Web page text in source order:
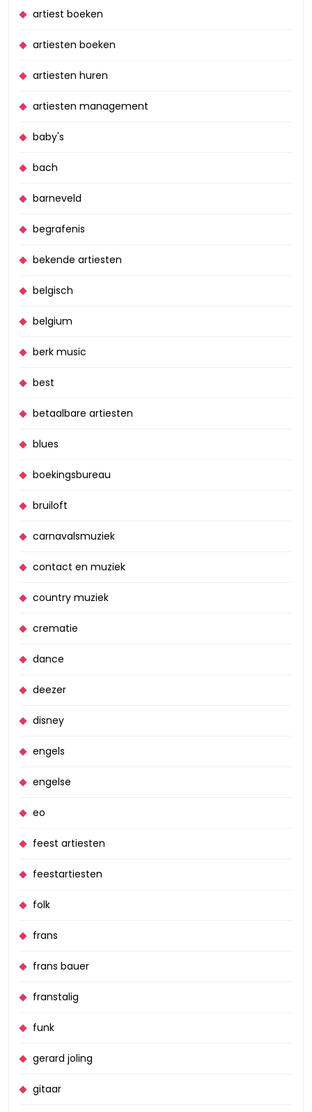
artiest boeken
artiesten boeken
artiesten huren
artiesten management
baby's
bach
barneveld
begrafenis
bekende artiesten
belgisch
belgium
berk music
best
betaalbare artiesten
blues
boekingsbureau
bruiloft
carnavalsmuziek
contact en muziek
country muziek
crematie
dance
deezer
disney
engels
engelse
eo
feest artiesten
feestartiesten
folk
frans
frans bauer
franstalig
funk
gerard joling
gitaar